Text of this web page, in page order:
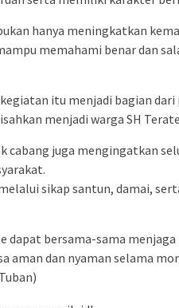
hanya meningkatkan
memahami benar dan
itu menjadi bagian
menjadi warga SH
cabang juga mengingatkan
sikap santun, damai,
dapat bersama-sama menjaga
aman dan nyaman selama